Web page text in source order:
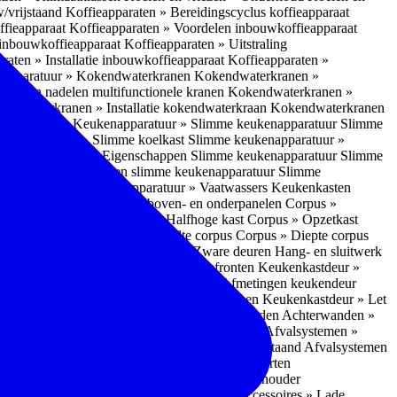
vrijstaand Koffieapparaten » Bereidingscyclus koffieapparaat
Koffieapparaten » Voordelen inbouwkoffieapparaat
Koffieapparaten » Uitstraling
» Installatie inbouwkoffieapparaat Koffieapparaten »
» Kokendwaterkranen Kokendwaterkranen »
en nadelen multifunctionele kranen Kokendwaterkranen »
» Installatie kokendwaterkraan Kokendwaterkranen
» OvensKeukenapparatuur » Slimme keukenapparatuur Slimme
» Slimme koelkast Slimme keukenapparatuur »
» Eigenschappen Slimme keukenapparatuur Slimme
» Nadelen slimme keukenapparatuur Slimme
Keukenapparatuur » Vaatwassers Keukenkasten
Corpus » Buitenkant zij-, boven- en onderpanelen Corpus »
Corpus » Halfhoge kast Corpus » Opzetkast
Corpus » Breedte corpus Corpus » Diepte corpus
Hang- en sluitwerk » Zware deuren Hang- en sluitwerk
» Soorten deur- en ladefronten Keukenkastdeur »
Keukenkastdeur » Afmetingen keukendeur
Keukenkastdeur » Deurgrepen Keukenkastdeur » Let
Achterwanden » Nadelen achterwanden Achterwanden »
Afvalsystemen »
Afvalsystemen » Vrijstaand Afvalsystemen
Inbouwaccessoires » Soorten
Inbouwaccessoires » Handdoekhouder